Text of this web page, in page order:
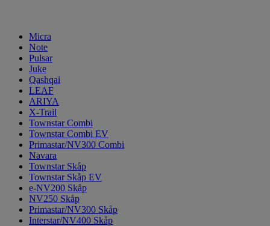
Micra
Note
Pulsar
Juke
Qashqai
LEAF
ARIYA
X-Trail
Townstar Combi
Townstar Combi EV
Primastar/NV300 Combi
Navara
Townstar Skåp
Townstar Skåp EV
e-NV200 Skåp
NV250 Skåp
Primastar/NV300 Skåp
Interstar/NV400 Skåp